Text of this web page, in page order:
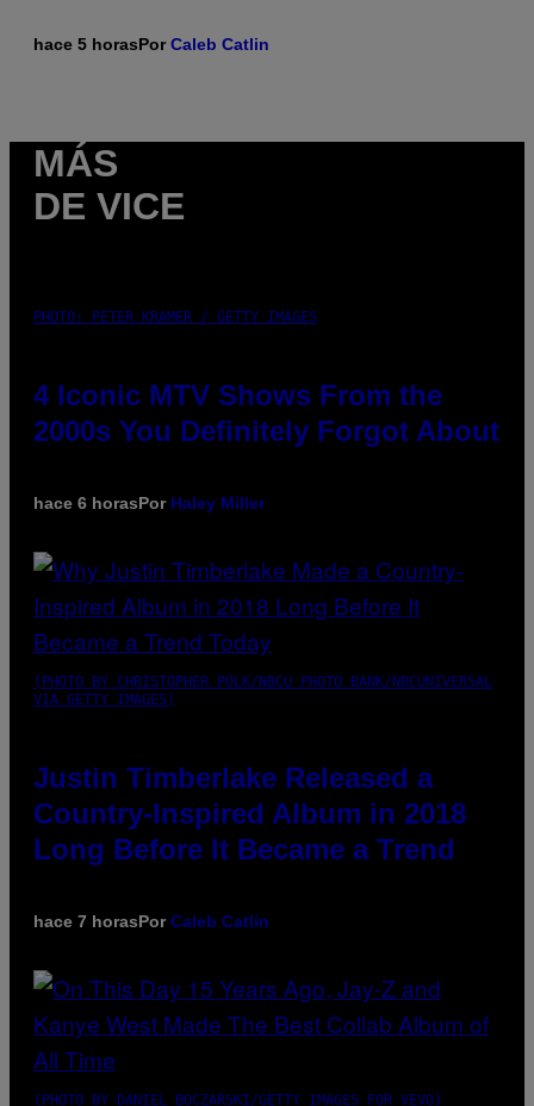
hace 5 horasPorCaleb Catlin
MÁS
DE VICE
PHOTO: PETER KRAMER / GETTY IMAGES
4 Iconic MTV Shows From the
2000s You Definitely Forgot About
hace 6 horasPor Haley Miller
(PHOTO BY CHRISTOPHER POLK/NBCU PHOTO BANK/NBCUNIVERSAL
VIA GETTY IMAGES)
Justin Timberlake Released a
Country-Inspired Album in 2018
Long Before It Became a Trend
hace 7 horasPorCaleb Catlin
(PHOTO BY DANIEL BOCZARSKI/GETTY IMAGES FOR VEVO)